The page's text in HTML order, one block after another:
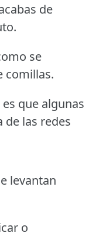
de
se
comillas.
que algunas
de las redes
levantan
o